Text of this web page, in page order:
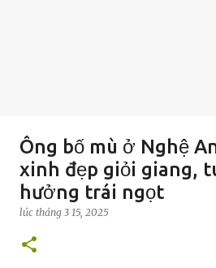
Ông bố mù ở Nghệ
xinh đẹp giỏi giang,
hưởng trái ngọt
lúc tháng 3 15, 2025